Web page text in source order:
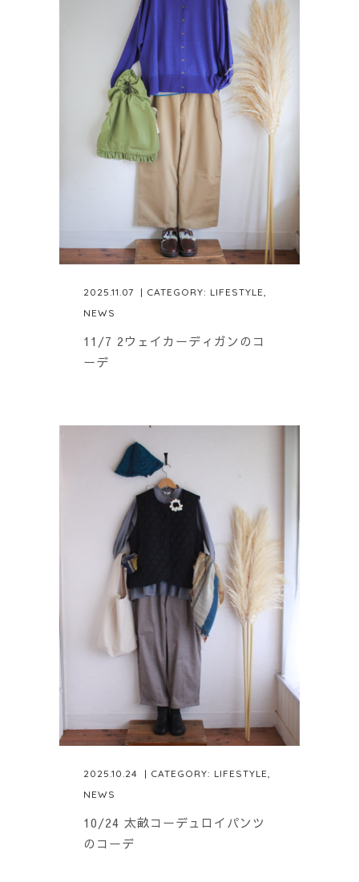
2025.11.07 | CATEGORY: LIFESTYLE,
NEWS
11/7 2ウェイカーディガンのコ
ーデ
2025.10.24 | CATEGORY: LIFESTYLE,
NEWS
10/24 太畝コーデュロイパンツ
のコーデ